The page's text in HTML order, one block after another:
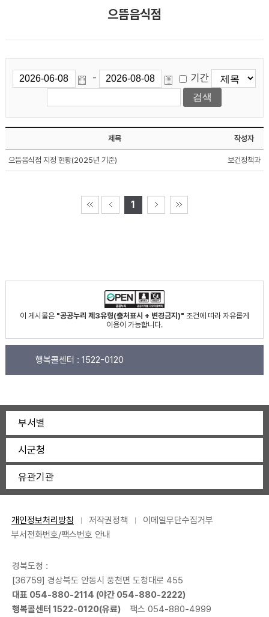
으뜸음식점
- 기간
제목 작성자
으뜸음식점 지정 현황(2025년 기준) 보건정책과
1
이 게시물은 "공공누리 제3유형(출처표시 + 변경금지)" 조건에 따라 자유롭게
이용이 가능합니다.
행복콜센터 : 1522-0120
부서별
시군청
유관기관
개인정보처리방침 저작권정책
이메일무단수집거부
부서전화번호/팩스번호 안내
경북도청 :
[36759] 경상북도 안동시 풍천면 도청대로 455
대표 054-880-2114 (야간 054-880-2222)
행복콜센터 1522-0120(유료)
팩스 054-880-4999